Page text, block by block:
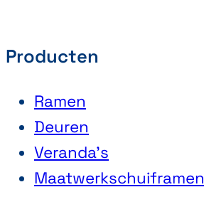
Producten
Ramen
Deuren
Veranda’s
Maatwerkschuiframen